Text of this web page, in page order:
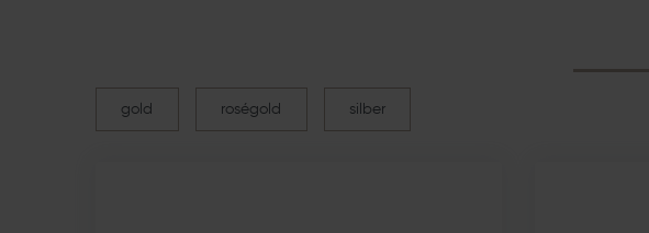
gold roségold silber